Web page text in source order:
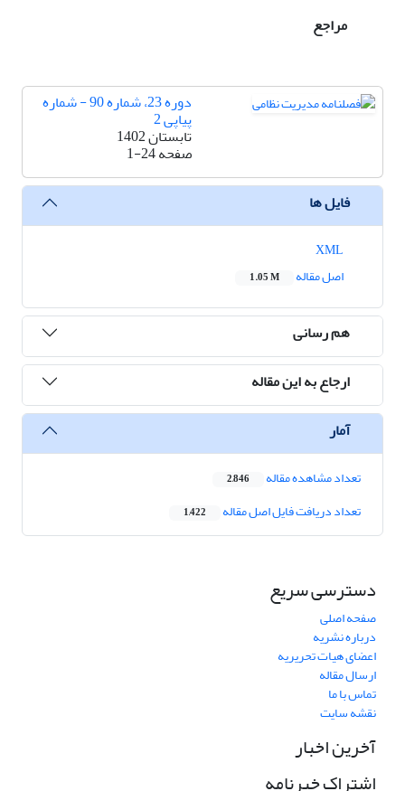
مراجع
دوره 23، شماره 90 - شماره
پیاپی 2
تابستان 1402
صفحه1-24
فایل ها
اصل مقاله
1.05 M
هم رسانی
ارجاع به این مقاله
آمار
تعداد مشاهده مقاله 2,846
تعداد دریافت فایل اصل مقاله 1,422
دسترسی سریع
صفحه اصلی
درباره نشریه
اعضای هیات تحریریه
ارسال مقاله
تماس با ما
نقشه سایت
آخرین اخبار
اشتراک خبرنامه